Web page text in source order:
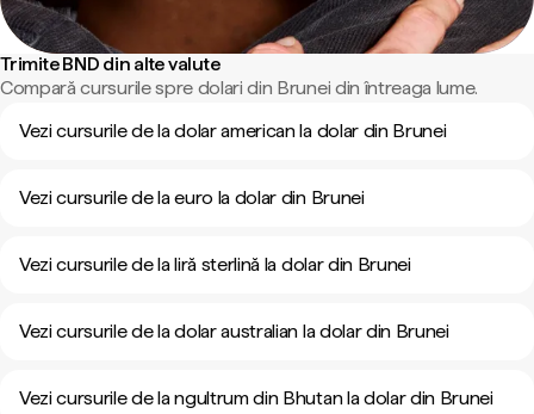
Trimite BND din alte valute
Compară cursurile spre dolari din Brunei din întreaga lume.
Vezi cursurile de la dolar american la dolar din Brunei
Vezi cursurile de la euro la dolar din Brunei
Vezi cursurile de la liră sterlină la dolar din Brunei
Vezi cursurile de la dolar australian la dolar din Brunei
Vezi cursurile de la ngultrum din Bhutan la dolar din Brunei